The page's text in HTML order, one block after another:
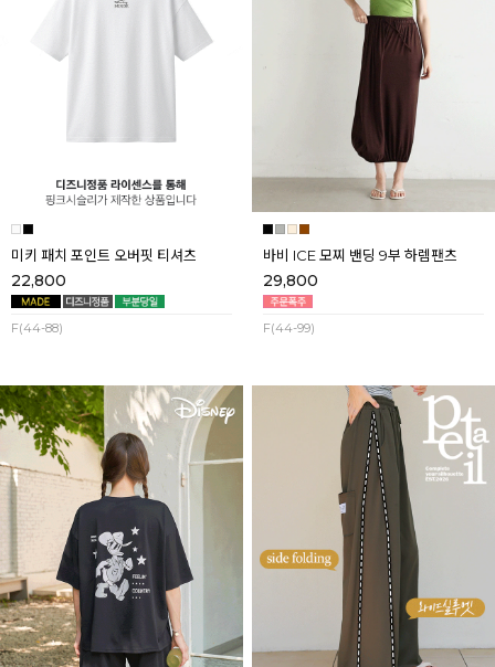
미키 패치 포인트 오버핏 티셔츠
22,800
F(44-88)
바비 ICE 모찌 밴딩 9부 하렘팬츠
29,800
F(44-99)